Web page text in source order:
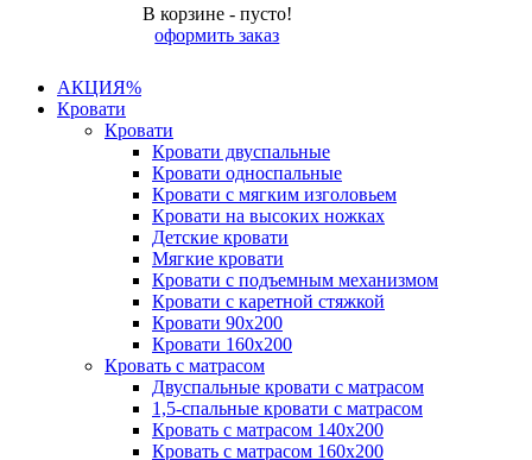
В корзине - пусто!
оформить заказ
АКЦИЯ%
Кровати
Кровати
Кровати двуспальные
Кровати односпальные
Кровати с мягким изголовьем
Кровати на высоких ножках
Детские кровати
Мягкие кровати
Кровати с подъемным механизмом
Кровати с каретной стяжкой
Кровати 90х200
Кровати 160х200
Кровать с матрасом
Двуспальные кровати с матрасом
1,5-спальные кровати с матрасом
Кровать с матрасом 140х200
Кровать с матрасом 160х200